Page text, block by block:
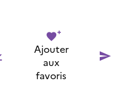
Ajouter
aux
favoris